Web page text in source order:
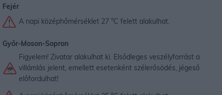
Fejér
A napi középhőmérséklet 27 °C felett alakulhat.
Győr-Moson-Sopron
Figyelem! Zivatar alakulhat ki. Elsődleges veszélyforrást a
villámlás jelent, emellett esetenként szélerősödés, jégeső
előfordulhat!